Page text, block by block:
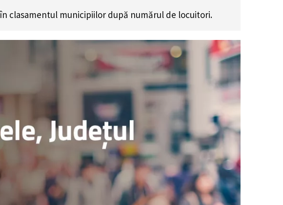
clasamentul municipiilor după numărul de locuitori.